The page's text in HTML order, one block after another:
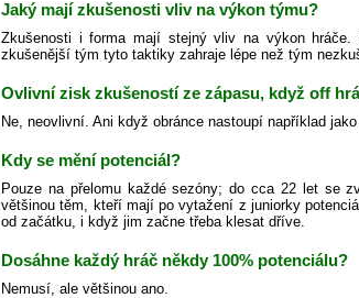
Jaký mají zkušenosti vliv na výkon týmu?
Zkušenosti i forma mají stejný vliv na výkon
zkušenější tým tyto taktiky zahraje lépe než tým
Ovlivní zisk zkušeností ze zápasu, když off
Ne, neovlivní. Ani když obránce nastoupí například
Kdy se mění potenciál?
Pouze na přelomu každé sezóny; do cca 22 let se
většinou těm, kteří mají po vytažení z juniorky
od začátku, i když jim začne třeba klesat dříve.
Dosáhne každý hráč někdy 100% potenciálu?
Nemusí, ale většinou ano.